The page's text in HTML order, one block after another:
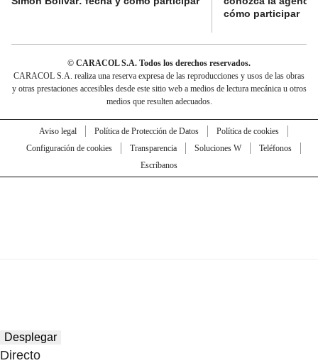
cómo participar
© CARACOL S.A. Todos los derechos reservados.
CARACOL S.A. realiza una reserva expresa de las reproducciones y usos de las obras
y otras prestaciones accesibles desde este sitio web a medios de lectura mecánica u otros
medios que resulten adecuados.
Aviso legal Política de Protección de Datos
Política de cookies
Configuración de cookies
Transparencia Soluciones W
Teléfonos
Escríbanos
Desplegar
Directo